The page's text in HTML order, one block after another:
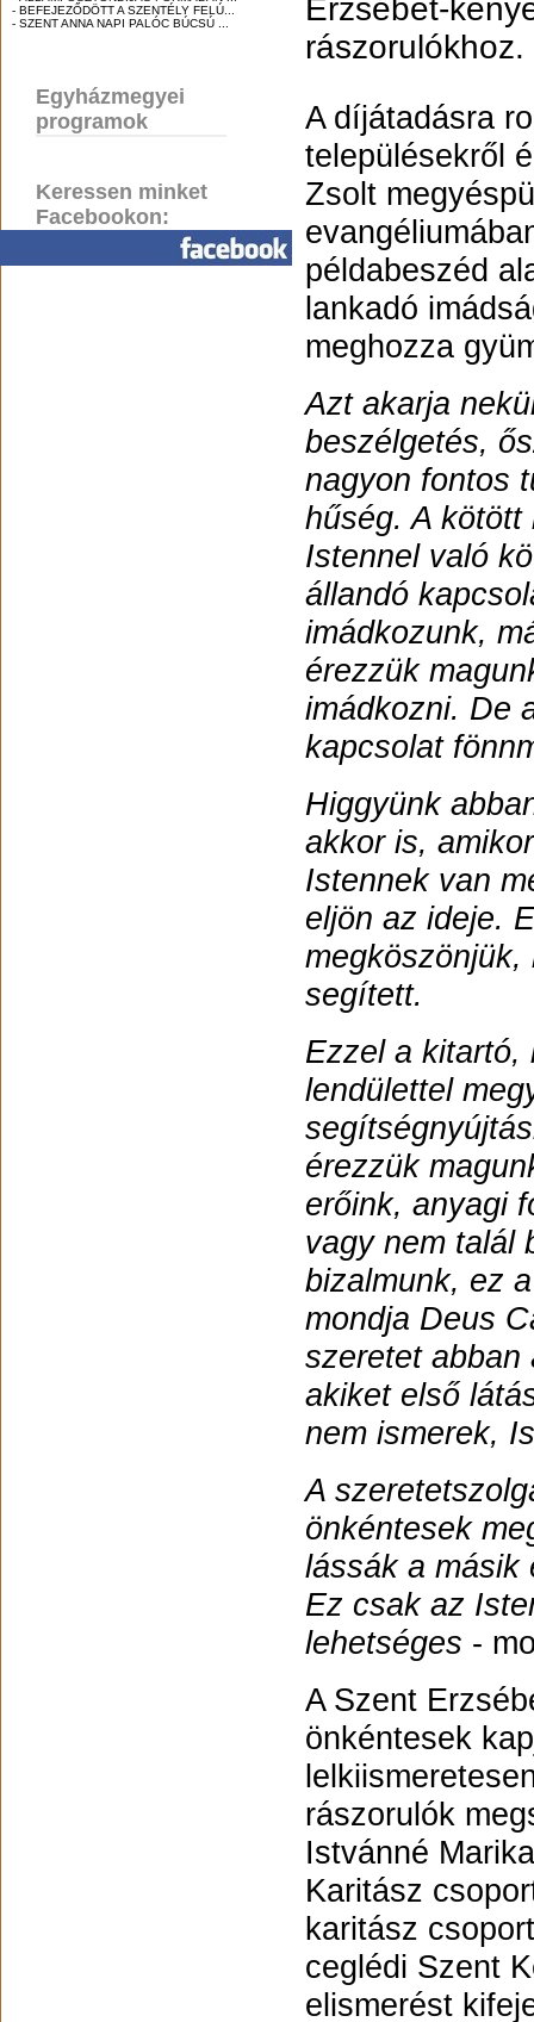
- BEFEJEZŐDÖTT A SZENTÉLY FELÚ...
- SZENT ANNA NAPI PALÓC BÚCSÚ ...
Egyházmegyei
programok
Keressen minket
Facebookon:
Erzsébet-
rászorulókhoz.
A díjátadásra
településekről
Zsolt
példabeszéd
lankadó
meghozza
Azt akarja
beszélgetés,
nagyon fontos
hűség. A kötött
Istennel való
állandó
imádkozunk,
érezzük
imádkozni. De
kapcsolat
Higgyünk
akkor is,
Istennek van
eljön az ideje.
segített.
Ezzel a kitartó,
lendülettel
érezzük
erőink, anyagi
vagy nem talál
bizalmunk, ez
mondja Deus
szeretet abban
akiket első
nem ismerek,
A
önkéntesek
lássák a másik
Ez csak az
lehetséges -
A Szent
önkéntesek
rászorulók
Istvánné
Karitász
karitász
ceglédi Szent
elismerést